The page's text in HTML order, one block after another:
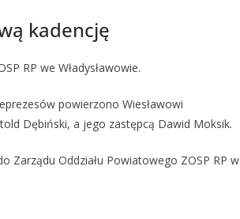
kadencję
RP we Władysławowie.
powierzono Wiesławowi
Dębiński, a jego zastępcą Dawid Moksik.
Zarządu Oddziału Powiatowego ZOSP RP w